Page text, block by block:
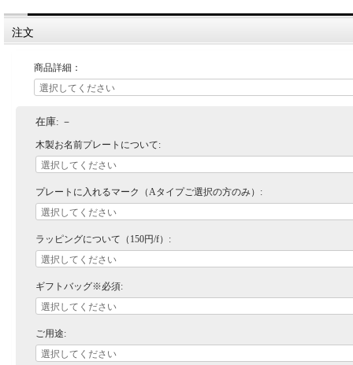
注文
商品詳細：
在庫: －
木製お名前プレートについて:
プレートに入れるマーク（Aタイプご選択の方のみ）:
ラッピングについて（150円/f）:
ギフトバッグ※必須:
ご用途: